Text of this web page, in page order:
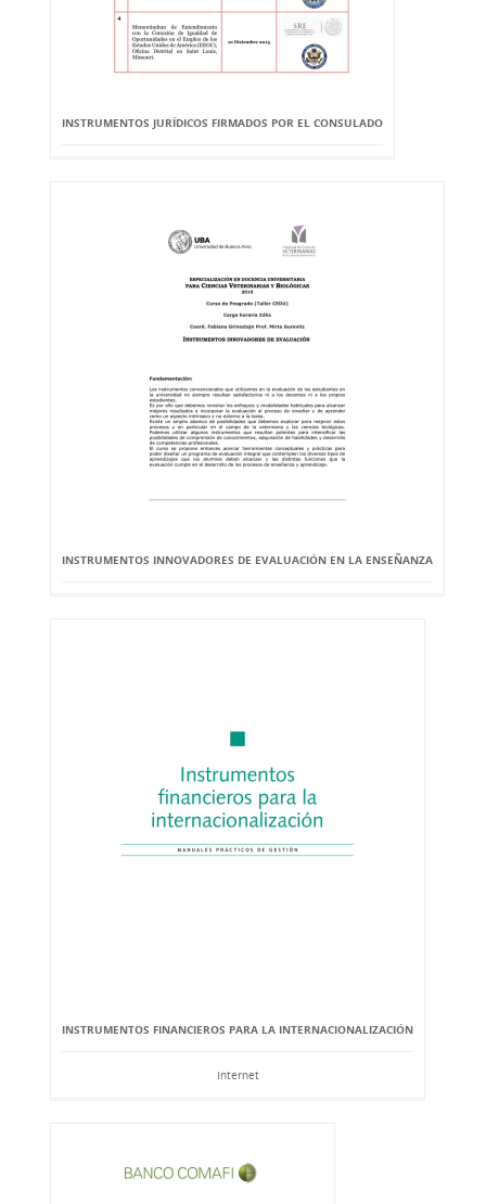
INSTRUMENTOS JURÍDICOS FIRMADOS POR EL CONSULADO
INSTRUMENTOS INNOVADORES DE EVALUACIÓN EN LA ENSEÑANZA
INSTRUMENTOS FINANCIEROS PARA LA INTERNACIONALIZACIÓN
Internet